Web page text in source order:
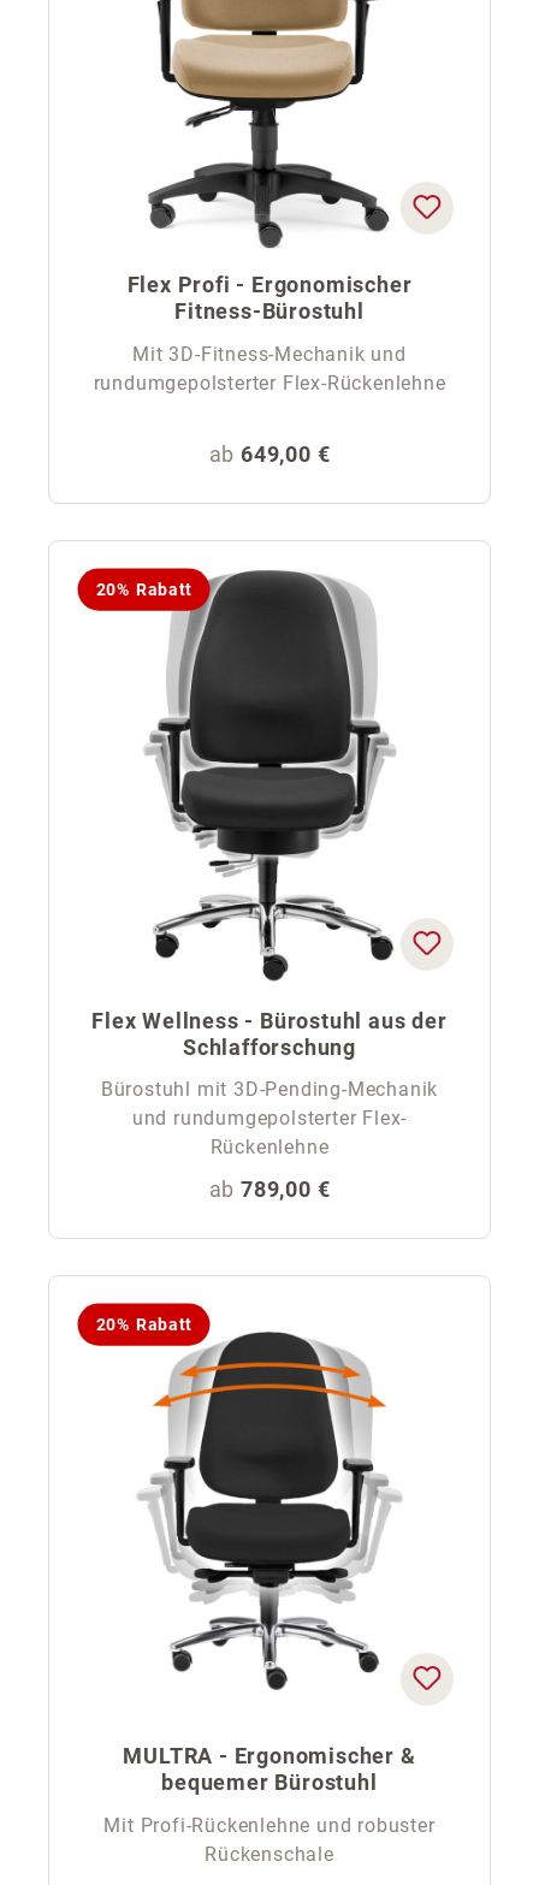
Flex Profi - Ergonomischer
Fitness-Bürostuhl
Mit 3D-Fitness-Mechanik und
rundumgepolsterter Flex-Rückenlehne
Regulärer Preis:
ab 649,00 €
20% Rabatt
Flex Wellness - Bürostuhl aus der
Schlafforschung
Bürostuhl mit 3D-Pending-Mechanik
und rundumgepolsterter Flex-
Rückenlehne
Regulärer Preis:
ab 789,00 €
20% Rabatt
MULTRA - Ergonomischer &
bequemer Bürostuhl
Mit Profi-Rückenlehne und robuster
Rückenschale